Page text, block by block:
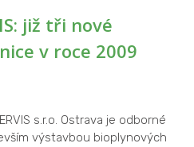
již tři nové
v roce 2009
s.r.o. Ostrava je odborné
výstavbou bioplynových